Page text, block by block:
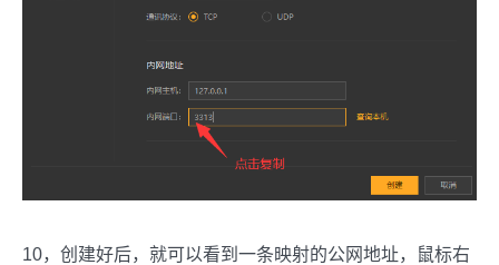
10，创建好后，就可以看到一条映射的公网地址，鼠标右